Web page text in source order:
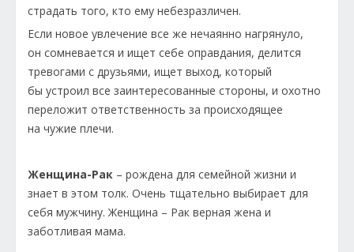
страдать того, кто ему небезразличен.
Если новое увлечение все же нечаянно нагрянуло,
он сомневается и ищет себе оправдания, делится
тревогами с друзьями, ищет выход, который
бы устроил все заинтересованные стороны, и охотно
переложит ответственность за происходящее
на чужие плечи.
Женщина-Рак – рождена для семейной жизни и
знает в этом толк. Очень тщательно выбирает для
себя мужчину. Женщина – Рак верная жена и
заботливая мама.